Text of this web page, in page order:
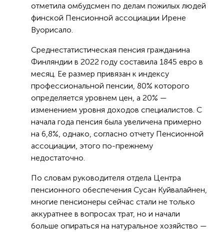
отметила омбудсмен по делам пожилых людей
финской Пенсионной ассоциации Ирене
Вуорисало.
Среднестатистическая пенсия гражданина
Финляндии в 2022 году составила 1845 евро в
месяц. Ее размер привязан к индексу
профессиональной пенсии, 80% которого
определяется уровнем цен, а 20% —
изменением уровня доходов специалистов. С
начала года пенсия была увеличена примерно
на 6,8%, однако, согласно отчету Пенсионной
ассоциации, этого по-прежнему
недостаточно.
По словам руководителя отдела Центра
пенсионного обеспечения Сусан Куйвалайнен,
многие пенсионеры сейчас стали не только
аккуратнее в вопросах трат, но и начали
больше опираться на натуральное хозяйство —